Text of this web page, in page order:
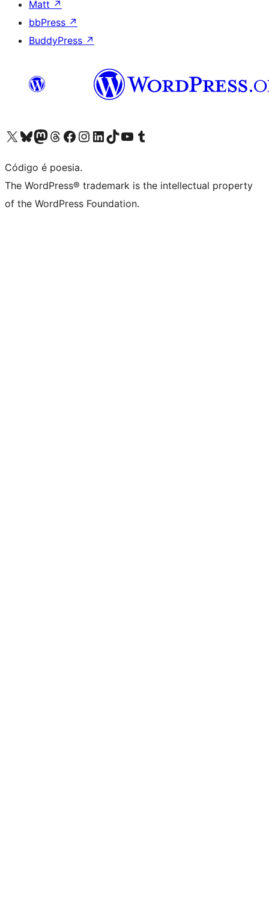
Matt ↗
bbPress ↗
BuddyPress ↗
Visite a nossa conta X (antigo Twitter)
Visit our Bluesky account
Visit our Mastodon account
Visit our Threads account
Visite a nossa página do Facebook
Visite a nossa conta no Instagram
Visite a nossa conta no LinkedIn
Visit our TikTok account
Visit our YouTube channel
Visit our Tumblr account
Código é poesia.
The WordPress® trademark is the intellectual property
of the WordPress Foundation.